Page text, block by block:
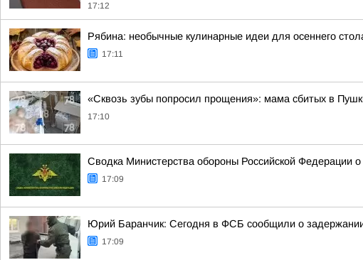
17:12
Рябина: необычные кулинарные идеи для осеннего
17:11
«Сквозь зубы попросил прощения»: мама сбитых в
17:10
Сводка Министерства обороны Российской Федерации
17:09
Юрий Баранчик: Сегодня в ФСБ сообщили о
17:09